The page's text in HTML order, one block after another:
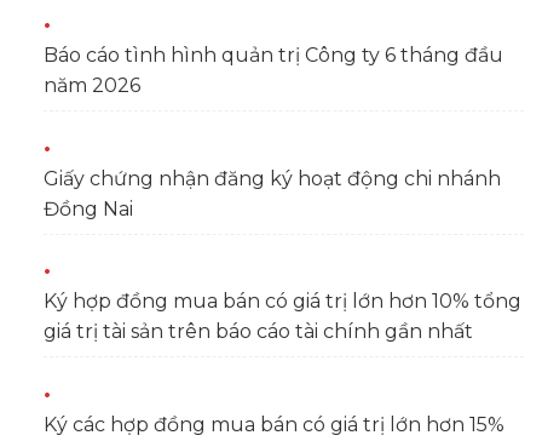
Báo cáo tình hình quản trị Công ty 6 tháng đầu
năm 2026
Giấy chứng nhận đăng ký hoạt động chi nhánh
Đồng Nai
Ký hợp đồng mua bán có giá trị lớn hơn 10% tổng
giá trị tài sản trên báo cáo tài chính gần nhất
Ký các hợp đồng mua bán có giá trị lớn hơn 15%